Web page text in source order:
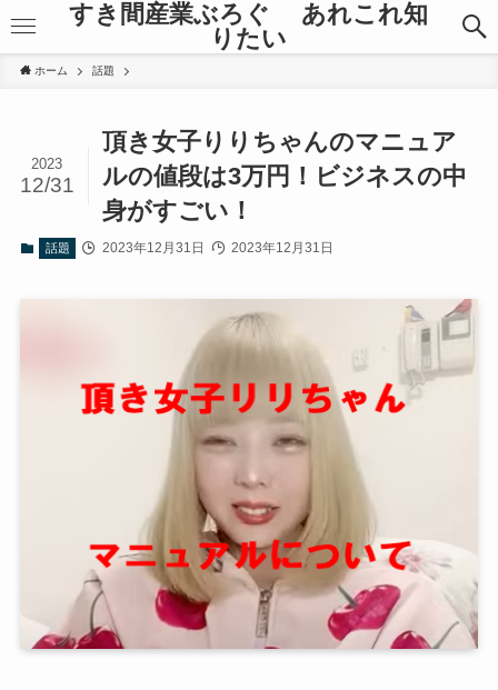
すき間産業ぶろぐ あれこれ知
りたい
ホーム 話題
頂き女子りりちゃんのマニュア
ルの値段は3万円！ビジネスの中
身がすごい！
2023
12/31
話題 2023年12月31日 2023年12月31日